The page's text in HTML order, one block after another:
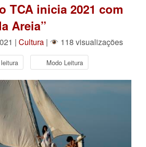
TCA inicia 2021 com
Areia”
| Cultura | 118 visualizações
Modo Leitura